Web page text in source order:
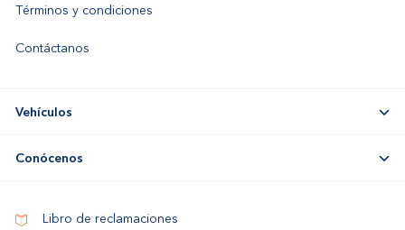
Términos y condiciones
Contáctanos
Vehículos
Conócenos
Libro de reclamaciones